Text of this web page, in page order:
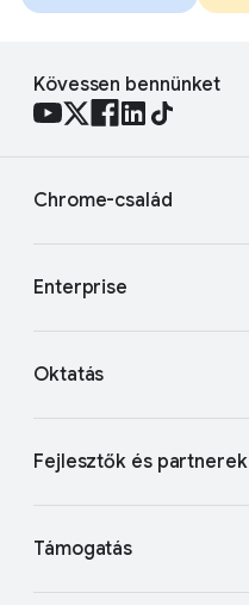
Kövessen bennünket
Chrome-család
Enterprise
Oktatás
Fejlesztők és partnerek
Támogatás